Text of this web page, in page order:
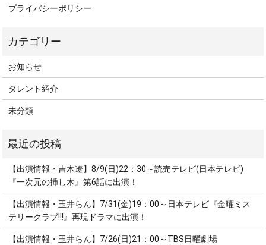
プライバシーポリシー
お知らせ
タレント紹介
未分類
【出演情報・吉木遼】8/9(日)22：30～読売テレビ(日本テレビ)
『一次元の挿し木』第6話に出演！
【出演情報・玉井らん】7/31(金)19：00～日本テレビ『金曜ミス
テリークラブ!!!』再現ドラマに出演！
【出演情報・玉井らん】7/26(日)21：00～TBS日曜劇場